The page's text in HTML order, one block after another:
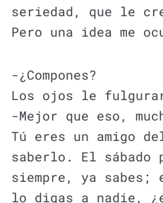
seriedad, que le
Pero una idea me
-¿Compones?
Los ojos le
-Mejor que eso,
Tú eres un amigo
saberlo. El sábado
siempre, ya sabes;
lo digas a nadie,